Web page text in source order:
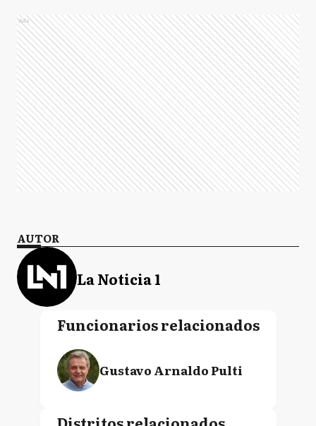
Ads
AUTOR
La Noticia 1
Funcionarios relacionados
Gustavo Arnaldo Pulti